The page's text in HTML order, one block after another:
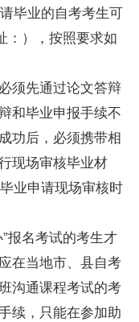
毕业的自考考生可
），按照要求如
须先通过论文答辩
和毕业申报手续不
功后，必须携带相
现场审核毕业材
业申请现场审核时
”报名考试的考生才
在当地市、县自考
沟通课程考试的考
续，只能在参加助